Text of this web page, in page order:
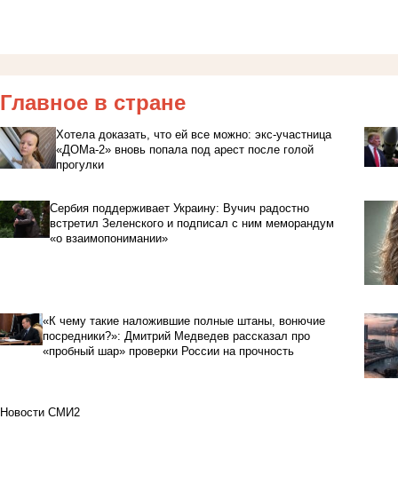
Главное в стране
Хотела доказать, что ей все можно: экс-участница
«ДОМа-2» вновь попала под арест после голой
прогулки
Сербия поддерживает Украину: Вучич радостно
встретил Зеленского и подписал с ним меморандум
«о взаимопонимании»
«К чему такие наложившие полные штаны, вонючие
посредники?»: Дмитрий Медведев рассказал про
«пробный шар» проверки России на прочность
Новости СМИ2